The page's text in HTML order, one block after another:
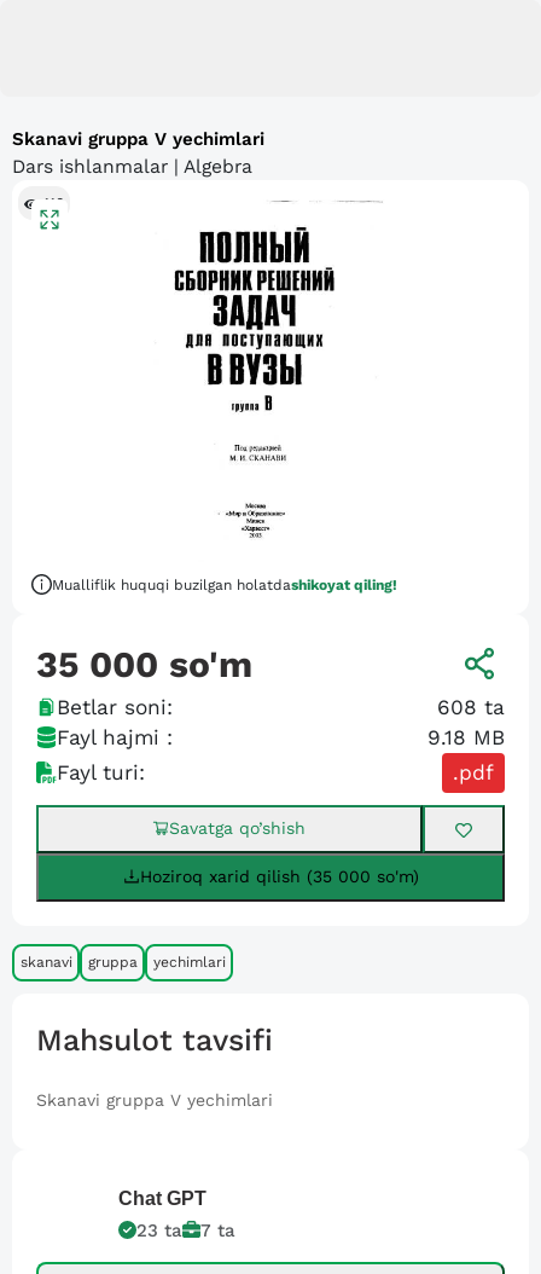
Skanavi gruppa V yechimlari
Dars ishlanmalar | Algebra
110
Mualliflik huquqi buzilgan holatdashikoyat qiling!
35 000 so'm
Betlar soni: 608 ta
Fayl hajmi :
9.18 MB
Fayl turi:
.pdf
Savatga qo’shish
Hoziroq xarid qilish (35 000 so'm)
skanavi gruppa yechimlari
Mahsulot tavsifi
Skanavi gruppa V yechimlari
Chat GPT
23 ta 7 ta